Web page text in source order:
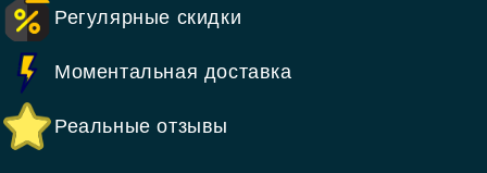
Регулярные скидки
Моментальная доставка
Реальные отзывы